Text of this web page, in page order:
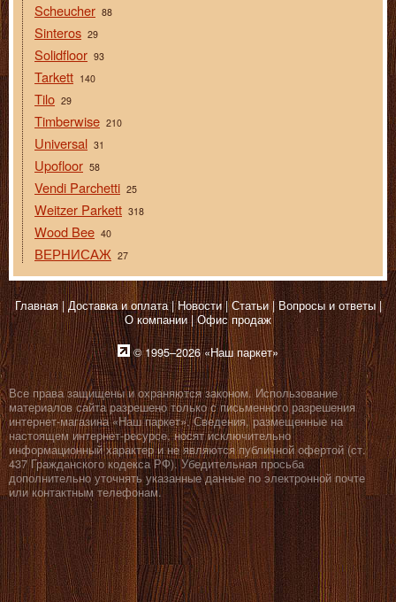
Scheucher 88
Sinteros 29
Solidfloor 93
Tarkett 140
Tilo 29
Timberwise 210
Universal 31
Upofloor 58
Vendi Parchetti 25
Weitzer Parkett 318
Wood Bee 40
ВЕРНИСАЖ 27
Главная Доставка и оплата Новости Статьи
Вопросы и ответы
О компании Офис продаж
© 1995–2026 «Наш паркет»
Все права защищены и охраняются законом. Использование
материалов сайта разрешено только с письменного разрешения
интернет-магазина «Наш паркет». Сведения, размещенные на
настоящем интернет-ресурсе, носят исключительно
информационный характер и не являются публичной офертой (ст.
437 Гражданского кодекса РФ). Убедительная просьба
дополнительно уточнять указанные данные по электронной почте
или контактным телефонам.